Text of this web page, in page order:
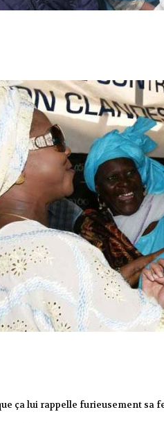
ça lui rappelle furieusement sa